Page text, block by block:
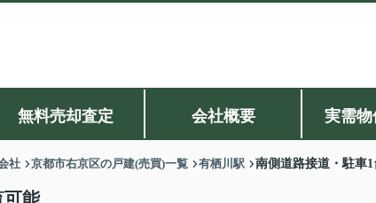
無料売却査定 会社概要 実需
社 京都市右京区の戸建(売買)一覧 有栖川駅 南側道路接道・駐車
可能